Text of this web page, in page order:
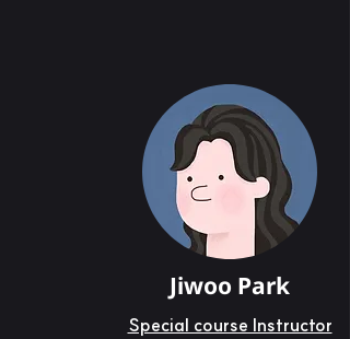
Jiwoo Park
Special course Instructor